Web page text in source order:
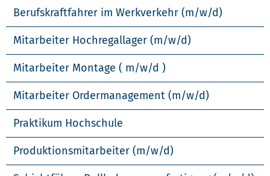
Berufskraftfahrer im Werkverkehr (m/w/d)
Mitarbeiter Hochregallager (m/w/d)
Mitarbeiter Montage ( m/w/d )
Mitarbeiter Ordermanagement (m/w/d)
Praktikum Hochschule
Produktionsmitarbeiter (m/w/d)